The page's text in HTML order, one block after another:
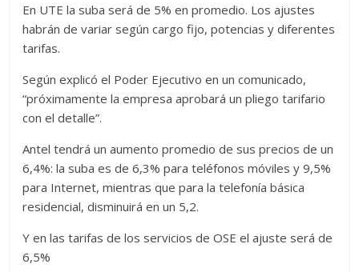
En UTE la suba será de 5% en promedio. Los ajustes
habrán de variar según cargo fijo, potencias y diferentes
tarifas.
Según explicó el Poder Ejecutivo en un comunicado,
“próximamente la empresa aprobará un pliego tarifario
con el detalle”.
Antel tendrá un aumento promedio de sus precios de un
6,4%: la suba es de 6,3% para teléfonos móviles y 9,5%
para Internet, mientras que para la telefonía básica
residencial, disminuirá en un 5,2.
Y en las tarifas de los servicios de OSE el ajuste será de
6,5%